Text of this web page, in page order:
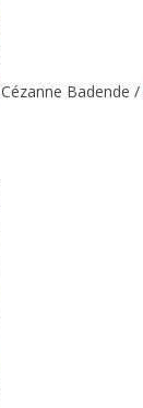
Cézanne Badende /